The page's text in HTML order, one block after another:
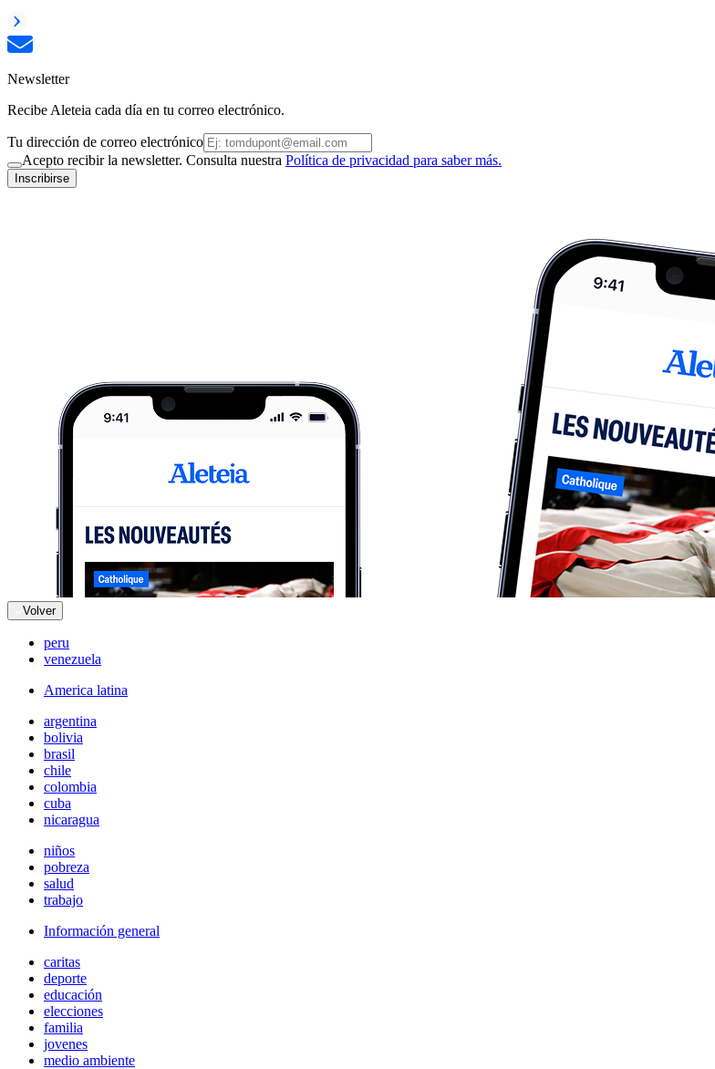
Newsletter
Recibe Aleteia cada día en tu correo electrónico.
Tu dirección de correo electrónico
Acepto recibir la newsletter. Consulta nuestra Política de privacidad para saber más.
Inscribirse
Volver
peru
venezuela
America latina
argentina
bolivia
brasil
chile
colombia
cuba
nicaragua
niños
pobreza
salud
trabajo
Información general
caritas
deporte
educación
elecciones
familia
jovenes
medio ambiente